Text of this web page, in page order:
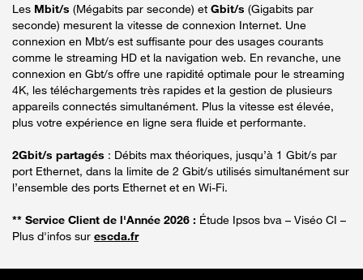
Les Mbit/s (Mégabits par seconde) et Gbit/s (Gigabits par
seconde) mesurent la vitesse de connexion Internet. Une
connexion en Mbt/s est suffisante pour des usages courants
comme le streaming HD et la navigation web. En revanche, une
connexion en Gbt/s offre une rapidité optimale pour le streaming
4K, les téléchargements très rapides et la gestion de plusieurs
appareils connectés simultanément. Plus la vitesse est élevée,
plus votre expérience en ligne sera fluide et performante.
2Gbit/s partagés : Débits max théoriques, jusqu’à 1 Gbit/s par
port Ethernet, dans la limite de 2 Gbit/s utilisés simultanément sur
l’ensemble des ports Ethernet et en Wi-Fi.
** Service Client de l'Année 2026 : Étude Ipsos bva – Viséo CI –
Plus d'infos sur escda.fr